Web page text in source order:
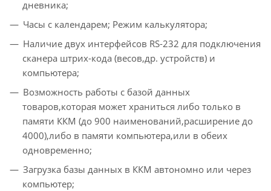
дневника;
Часы с календарем; Режим калькулятора;
Наличие двух интерфейсов RS-232 для подключения
сканера штрих-кода (весов,др. устройств) и
компьютера;
Возможность работы с базой данных
товаров,которая может храниться либо только в
памяти ККМ (до 900 наименований,расширение до
4000),либо в памяти компьютера,или в обеих
одновременно;
Загрузка базы данных в ККМ автономно или через
компьютер;